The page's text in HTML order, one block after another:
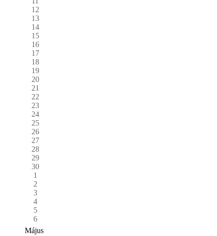
12
13
14
15
16
17
18
19
20
21
22
23
24
25
26
27
28
29
30
1
2
3
4
5
6
Május